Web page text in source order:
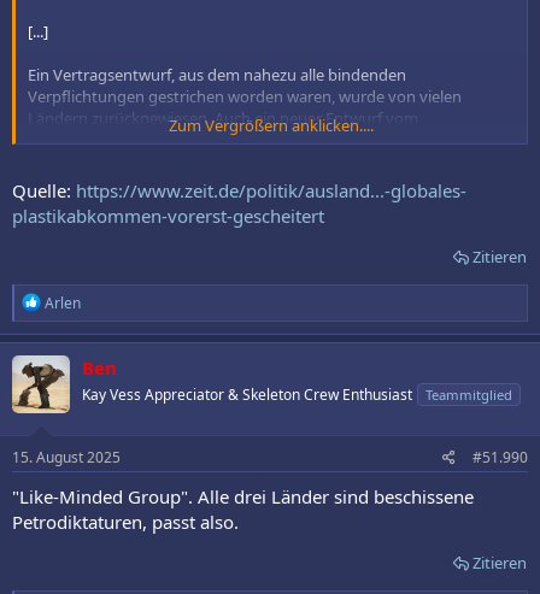
[...]
Ein Vertragsentwurf, aus dem nahezu alle bindenden
Verpflichtungen gestrichen worden waren, wurde von vielen
Ländern zurückgewiesen. Auch ein neuer Entwurf vom
Freitagmorgen fand keine einhellige Zustimmung, wie der
[...]
Einerseits forderten mehr als 100 Länder – darunter die EU sowie
Länder in Südamerika, Afrika und Asien – besonders ehrgeizige
Zielen (High Ambition Coalition). Sie wollten die Produktion unter
anderem auf ein nachhaltiges Niveau beschränken und
Einwegplastik verbieten. Stattdessen sollten Plastikprodukte zur
Mehrfachverwendung und eine Kreislaufwirtschaft gefördert
werden, bei der die Rohstoffe eines Produkts aufbereitet und
Auf der anderen Seite standen vor allem die Länder, die den
Rohstoff für das Plastik haben: Öl. Darunter sind Saudi-Arabien, der
Iran und Russland. Sie nennen sich Gruppe der Gleichgesinnten
(Like-Minded Group). Diese Länder wollte sich weitgehend auf ein
Zum Vergrößern anklicken....
Quelle: https://www.zeit.de/politik/ausland...-globales-
plastikabkommen-vorerst-gescheitert
Zitieren
R
e
a
k
t
i
o
e
n
:
Arlen
Ben
Kay Vess Appreciator & Skeleton Crew Enthusiast Teammitglied
15. August 2025 #51.990
"Like-Minded Group". Alle drei Länder sind beschissene
Petrodiktaturen, passt also.
Zitieren